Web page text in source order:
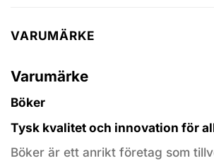
VARUMÄRKE
Varumärke
Böker
Tysk kvalitet och innovation för
Böker är ett anrikt företag som